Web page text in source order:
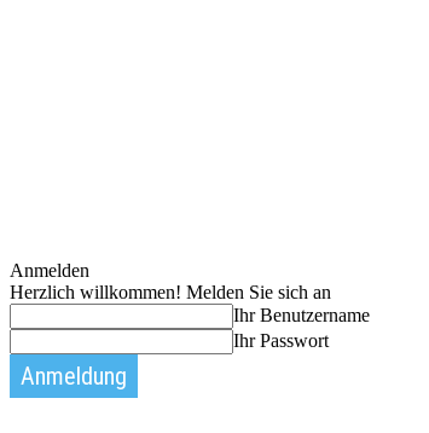
Anmelden
Herzlich willkommen! Melden Sie sich an
Ihr Benutzername
Ihr Passwort